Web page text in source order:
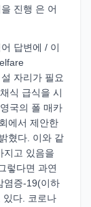
진행 은 어
답변에 / 이
자리가 필요
식 급식을 시
국의 폴 매카
에서 제안한
혔다. 이와 같
지고 있음을
렇다면 과연
염증-19(이하
있다. 코로나